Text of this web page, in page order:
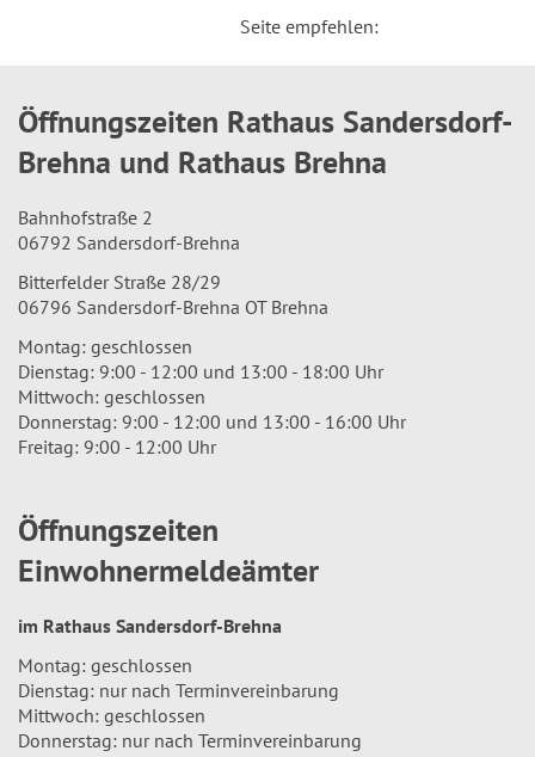
Seite empfehlen:
Öffnungszeiten Rathaus Sandersdorf-
Brehna und Rathaus Brehna
Bahnhofstraße 2
06792 Sandersdorf-Brehna
Bitterfelder Straße 28/29
06796 Sandersdorf-Brehna OT Brehna
Montag: geschlossen
Dienstag: 9:00 - 12:00 und 13:00 - 18:00 Uhr
Mittwoch: geschlossen
Donnerstag: 9:00 - 12:00 und 13:00 - 16:00 Uhr
Freitag: 9:00 - 12:00 Uhr
Öffnungszeiten
Einwohnermeldeämter
im Rathaus Sandersdorf-Brehna
Montag: geschlossen
Dienstag: nur nach Terminvereinbarung
Mittwoch: geschlossen
Donnerstag: nur nach Terminvereinbarung